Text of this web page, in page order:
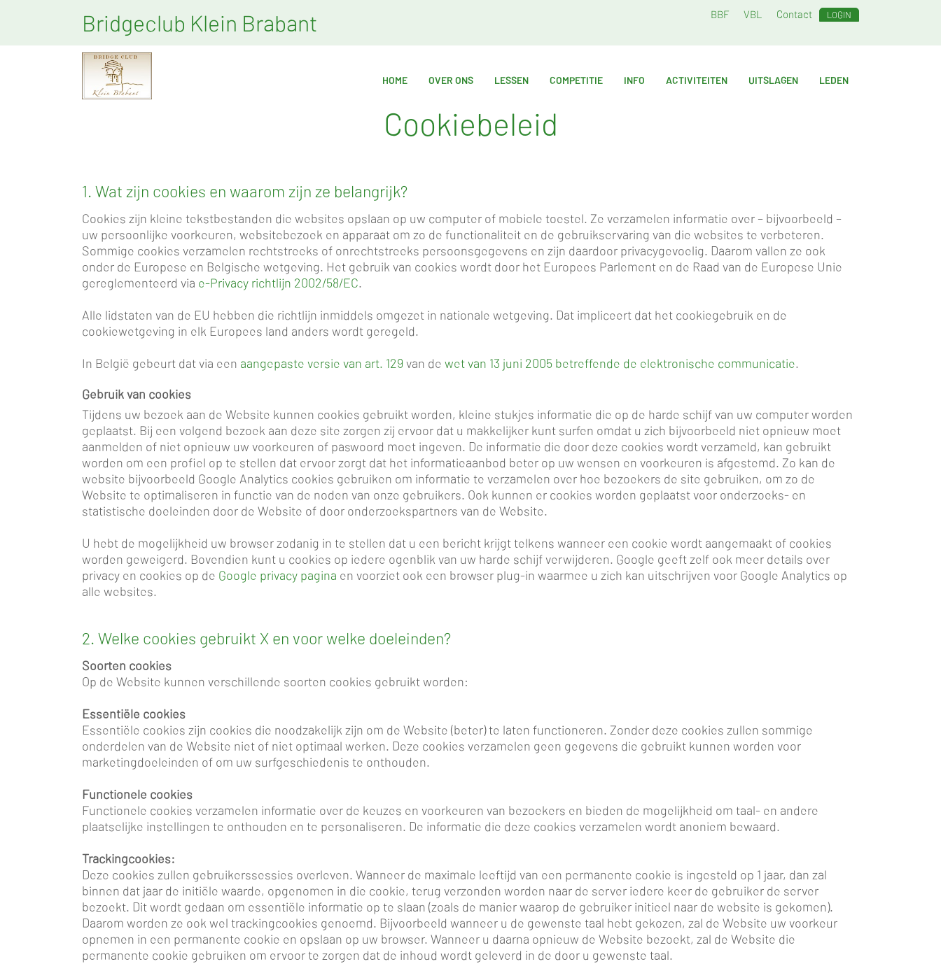
Bridgeclub Klein Brabant BBF VBL Contact LOGIN
HOME OVER ONS LESSEN COMPETITIE INFO ACTIVITEITEN UITSLAGEN LEDEN
Cookiebeleid
1. Wat zijn cookies en waarom zijn ze belangrijk?
Cookies zijn kleine tekstbestanden die websites opslaan op uw computer of mobiele toestel. Ze verzamelen informatie over – bijvoorbeeld –
uw persoonlijke voorkeuren, websitebezoek en apparaat om zo de functionaliteit en de gebruikservaring van die websites te verbeteren.
Sommige cookies verzamelen rechtstreeks of onrechtstreeks persoonsgegevens en zijn daardoor privacygevoelig. Daarom vallen ze ook
onder de Europese en Belgische wetgeving. Het gebruik van cookies wordt door het Europees Parlement en de Raad van de Europese Unie
gereglementeerd via e-Privacy richtlijn 2002/58/EC.
Alle lidstaten van de EU hebben die richtlijn inmiddels omgezet in nationale wetgeving. Dat impliceert dat het cookiegebruik en de
cookiewetgeving in elk Europees land anders wordt geregeld.
In België gebeurt dat via een aangepaste versie van art. 129 van de wet van 13 juni 2005 betreffende de elektronische communicatie.
Gebruik van cookies
Tijdens uw bezoek aan de Website kunnen cookies gebruikt worden, kleine stukjes informatie die op de harde schijf van uw computer worden
geplaatst. Bij een volgend bezoek aan deze site zorgen zij ervoor dat u makkelijker kunt surfen omdat u zich bijvoorbeeld niet opnieuw moet
aanmelden of niet opnieuw uw voorkeuren of paswoord moet ingeven. De informatie die door deze cookies wordt verzameld, kan gebruikt
worden om een profiel op te stellen dat ervoor zorgt dat het informatieaanbod beter op uw wensen en voorkeuren is afgestemd. Zo kan de
website bijvoorbeeld Google Analytics cookies gebruiken om informatie te verzamelen over hoe bezoekers de site gebruiken, om zo de
Website te optimaliseren in functie van de noden van onze gebruikers. Ook kunnen er cookies worden geplaatst voor onderzoeks- en
statistische doeleinden door de Website of door onderzoekspartners van de Website.
U hebt de mogelijkheid uw browser zodanig in te stellen dat u een bericht krijgt telkens wanneer een cookie wordt aangemaakt of cookies
worden geweigerd. Bovendien kunt u cookies op iedere ogenblik van uw harde schijf verwijderen. Google geeft zelf ook meer details over
privacy en cookies op de Google privacy pagina en voorziet ook een browser plug-in waarmee u zich kan uitschrijven voor Google Analytics op
alle websites.
2. Welke cookies gebruikt X en voor welke doeleinden?
Soorten cookies
Op de Website kunnen verschillende soorten cookies gebruikt worden:
Essentiële cookies
Essentiële cookies zijn cookies die noodzakelijk zijn om de Website (beter) te laten functioneren. Zonder deze cookies zullen sommige
onderdelen van de Website niet of niet optimaal werken. Deze cookies verzamelen geen gegevens die gebruikt kunnen worden voor
marketingdoeleinden of om uw surfgeschiedenis te onthouden.
Functionele cookies
Functionele cookies verzamelen informatie over de keuzes en voorkeuren van bezoekers en bieden de mogelijkheid om taal- en andere
plaatselijke instellingen te onthouden en te personaliseren. De informatie die deze cookies verzamelen wordt anoniem bewaard.
Trackingcookies:
Deze cookies zullen gebruikerssessies overleven. Wanneer de maximale leeftijd van een permanente cookie is ingesteld op 1 jaar, dan zal
binnen dat jaar de initiële waarde, opgenomen in die cookie, terug verzonden worden naar de server iedere keer de gebruiker de server
bezoekt. Dit wordt gedaan om essentiële informatie op te slaan (zoals de manier waarop de gebruiker initieel naar de website is gekomen).
Daarom worden ze ook wel trackingcookies genoemd. Bijvoorbeeld wanneer u de gewenste taal hebt gekozen, zal de Website uw voorkeur
opnemen in een permanente cookie en opslaan op uw browser. Wanneer u daarna opnieuw de Website bezoekt, zal de Website die
permanente cookie gebruiken om ervoor te zorgen dat de inhoud wordt geleverd in de door u gewenste taal.